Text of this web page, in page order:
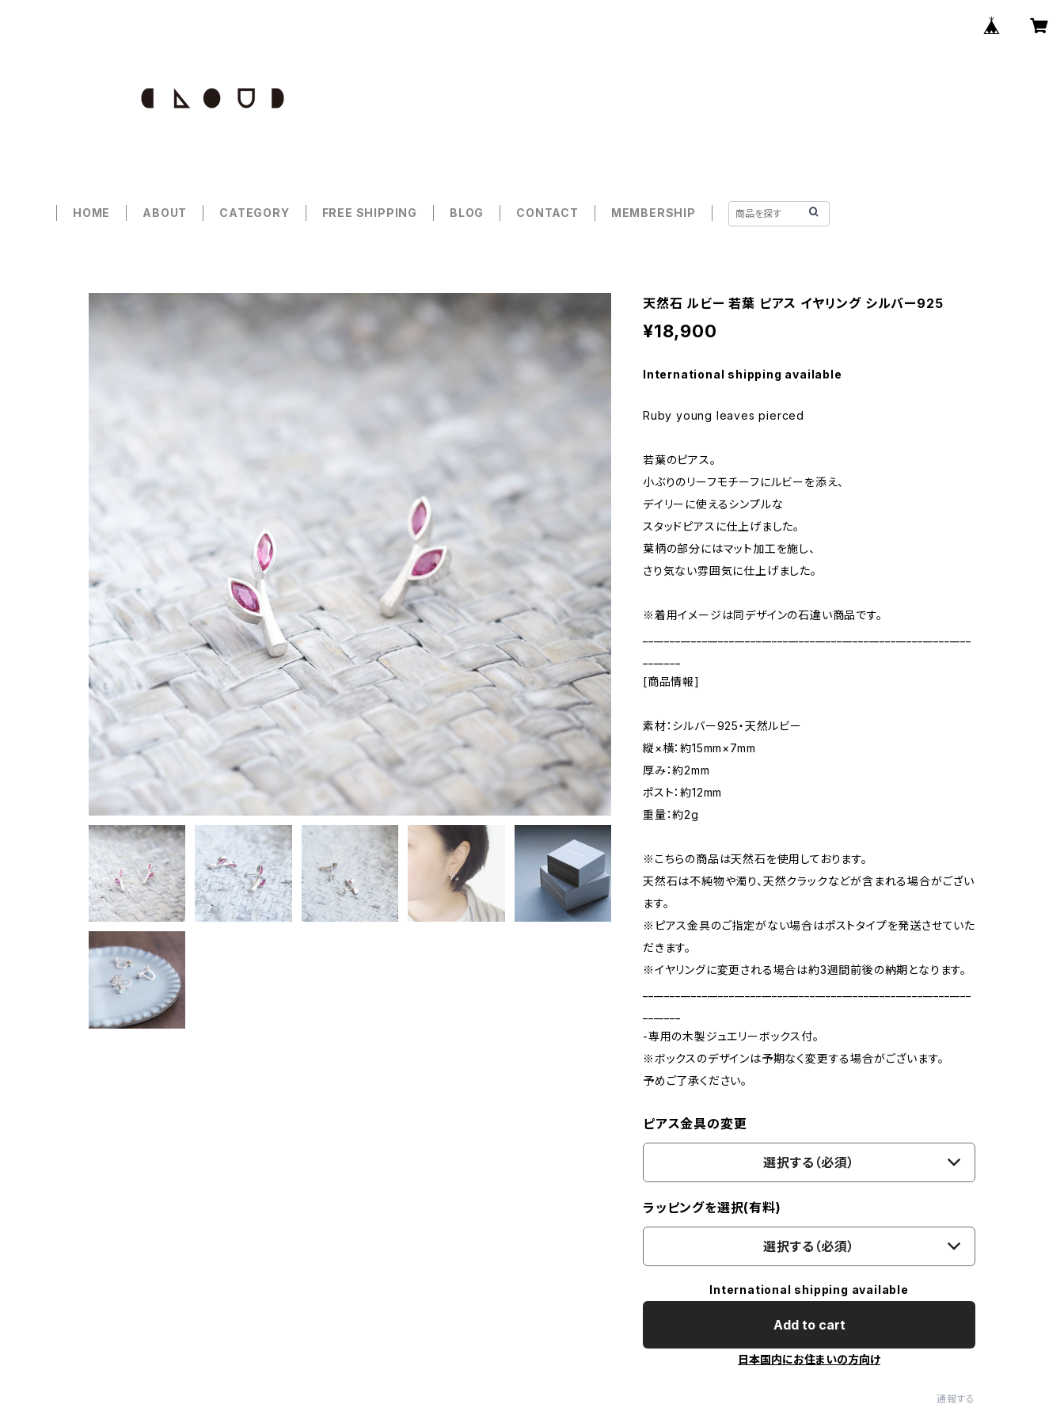
HOME ABOUT CATEGORY FREE SHIPPING BLOG CONTACT MEMBERSHIP
天然石 ルビー 若葉 ピアス イヤリング シルバー925
¥18,900
International shipping available
Ruby young leaves pierced
若葉のピアス。
小ぶりのリーフモチーフにルビーを添え、
デイリーに使えるシンプルな
スタッドピアスに仕上げました。
葉柄の部分にはマット加工を施し、
さり気ない雰囲気に仕上げました。
※着用イメージは同デザインの石違い商品です。
[商品情報]
素材：シルバー925・天然ルビー
縦×横：約15mm×7mm
厚み：約2mm
ポスト：約12mm
重量：約2g
※こちらの商品は天然石を使用しております。
天然石は不純物や濁り、天然クラックなどが含まれる場合がござい
ます。
※ピアス金具のご指定がない場合はポストタイプを発送させていた
だきます。
※イヤリングに変更される場合は約3週間前後の納期となります。
-専用の木製ジュエリーボックス付。
※ボックスのデザインは予期なく変更する場合がございます。
予めご了承ください。
ピアス金具の変更
選択する（必須）
ラッピングを選択(有料)
選択する（必須）
International shipping available
Add to cart
日本国内にお住まいの方向け
通報する